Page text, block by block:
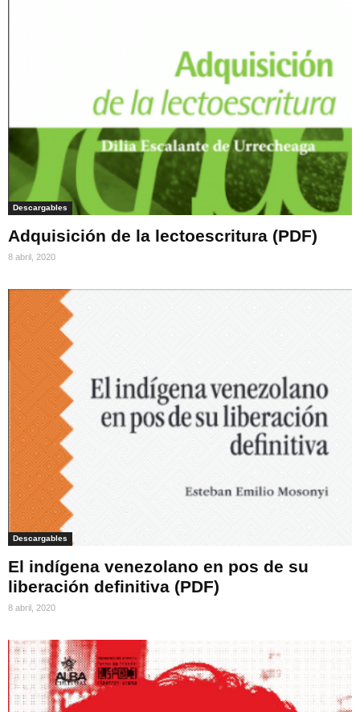
Descargables
Adquisición de la lectoescritura (PDF)
8 abril, 2020
Descargables
El indígena venezolano en pos de su
liberación definitiva (PDF)
8 abril, 2020